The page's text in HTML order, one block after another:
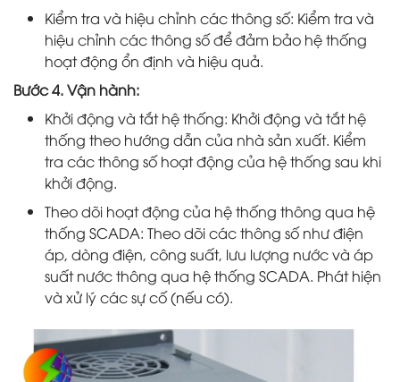
Kiểm tra và hiệu chỉnh các thông số: Kiểm tra và
hiệu chỉnh các thông số để đảm bảo hệ thống
hoạt động ổn định và hiệu quả.
Bước 4. Vận hành:
Khởi động và tắt hệ thống: Khởi động và tắt hệ
thống theo hướng dẫn của nhà sản xuất. Kiểm
tra các thông số hoạt động của hệ thống sau khi
khởi động.
Theo dõi hoạt động của hệ thống thông qua hệ
thống SCADA: Theo dõi các thông số như điện
áp, dòng điện, công suất, lưu lượng nước và áp
suất nước thông qua hệ thống SCADA. Phát hiện
và xử lý các sự cố (nếu có).